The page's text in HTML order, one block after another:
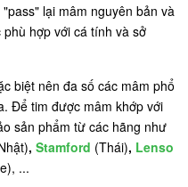
lại mâm nguyên bản và
hợp với cá tính và sở
biệt nên đa số các mâm phổ
Để tim được mâm khớp với
sản phẩm từ các hãng như
, Stamford (Thái), Lenso
...